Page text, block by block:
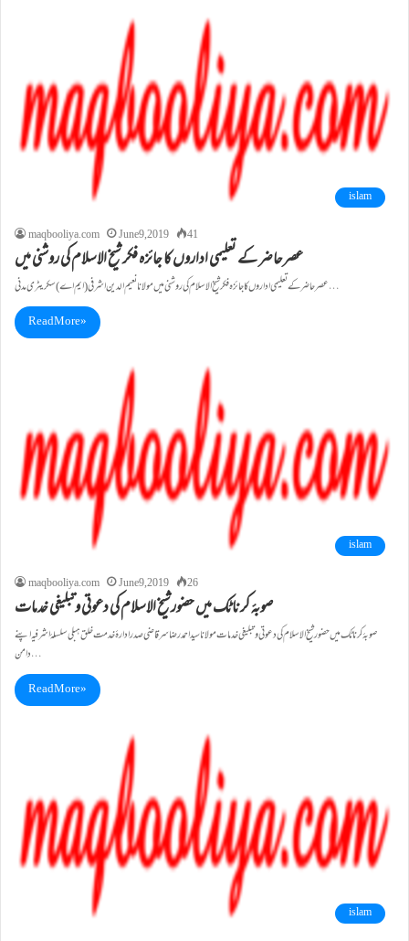
islam
maqbooliya.com
June 9, 2019 41
عصرحاضر کے تعلیمی اداروں کا جائزہ فکر شیخ الاسلام کی روشنی میں
عصرحاضر کے تعلیمی اداروں کا جائزہ فکر شیخ الاسلام کی روشنی میں مولانانعیم الدین اشرفی (ایم اے) سکر یٹری مدنی…
Read More »
islam
maqbooliya.com
June 9, 2019 26
صوبۂ کرناٹک میں حضورشیخ الاسلام کی دعوتی وتبلیغی خدمات
صوبۂ کرناٹک میں حضورشیخ الاسلام کی دعوتی وتبلیغی خدمات مولانا سیداحمدرضاسر قاضی صدرادارۂ خدمت خلق ہبلی سلسلۂ اشرفیہ اپنے
دامن…
Read More »
islam